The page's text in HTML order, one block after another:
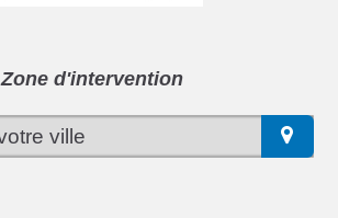
Zone d'intervention